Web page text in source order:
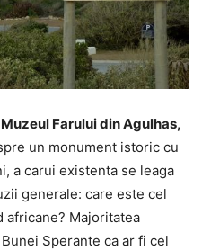
Farului din Agulhas,
un monument istoric cu
a carui existenta se leaga
generale: care este cel
africane? Majoritatea
Sperante ca ar fi cel